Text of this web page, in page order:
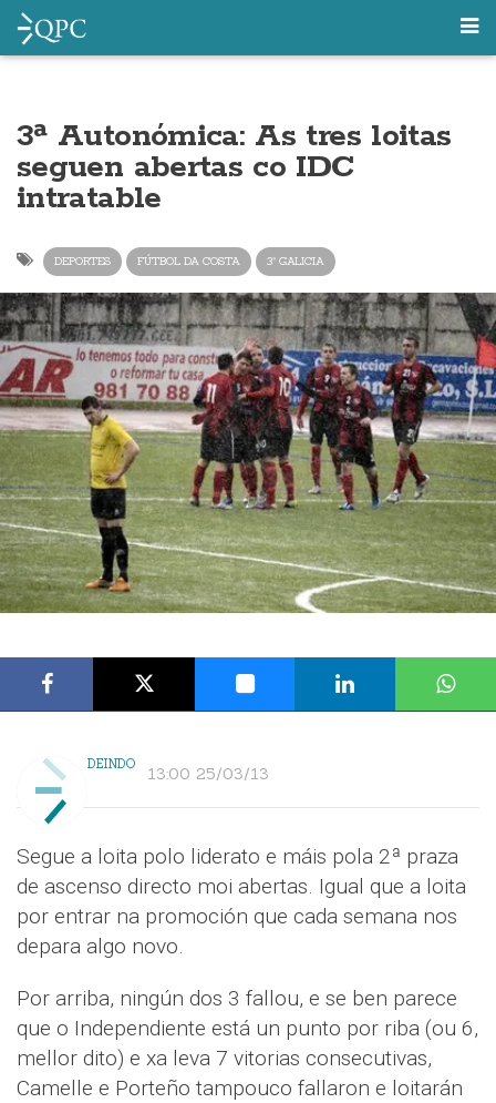
3ª Autonómica: As tres loitas
seguen abertas co IDC
intratable
DEPORTES FÚTBOL DA COSTA 3ª GALICIA
DEINDO 13:00 25/03/13
Segue a loita polo liderato e máis pola 2ª praza
de ascenso directo moi abertas. Igual que a loita
por entrar na promoción que cada semana nos
depara algo novo.
Por arriba, ningún dos 3 fallou, e se ben parece
que o Independiente está un punto por riba (ou 6,
mellor dito) e xa leva 7 vitorias consecutivas,
Camelle e Porteño tampouco fallaron e loitarán